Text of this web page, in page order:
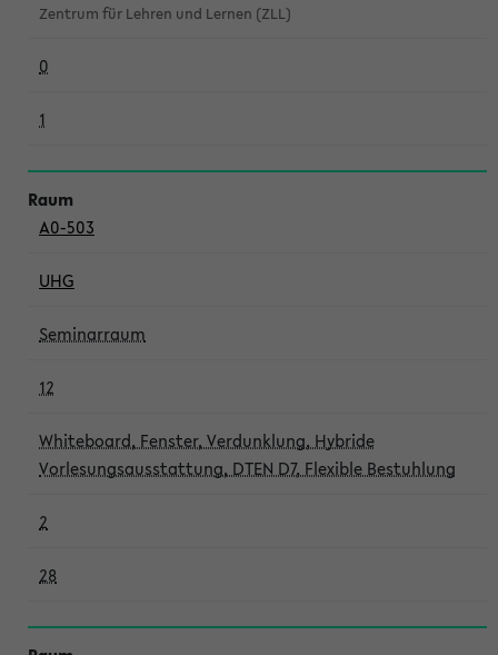
Zentrum für Lehren und Lernen (ZLL)
0
1
A0-503
UHG
Seminarraum
12
Whiteboard, Fenster, Verdunklung, Hybride
Vorlesungsausstattung, DTEN D7, Flexible Bestuhlung
2
28